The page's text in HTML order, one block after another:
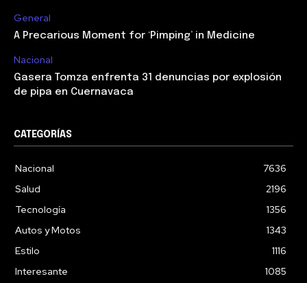
General
A Precarious Moment for ‘Pimping’ in Medicine
Nacional
Gasera Tomza enfrenta 31 denuncias por explosión
de pipa en Cuernavaca
CATEGORÍAS
Nacional
7636
Salud
2196
Tecnología
1356
Autos y Motos
1343
Estilo
1116
Interesante
1085